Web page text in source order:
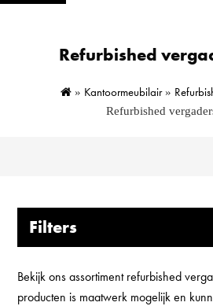
Refurbished
» Kantoormeubilair»
Refurbished
Filters
Bekijk ons assortiment refurbished
producten is maatwerk mogelijk en